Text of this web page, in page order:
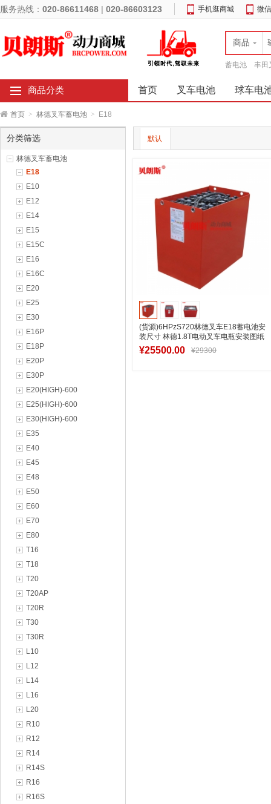
服务热线： 020-86611468 | 020-86603123 手机逛商城 微
商品
蓄电池 丰田
商品分类 首页 叉车电池 球车电
首页 > 林德叉车蓄电池 > E18
分类筛选
林德叉车蓄电池
E18
E10
E12
E14
E15
E15C
E16
E16C
E20
E25
E30
E16P
E18P
E20P
E30P
E20(HIGH)-600
E25(HIGH)-600
E30(HIGH)-600
E35
E40
E45
E48
E50
E60
E70
E80
T16
T18
T20
T20AP
T20R
T30
T30R
L10
L12
L14
L16
L20
R10
R12
R14
R14S
R16
R16S
默认
(货源)6HPzS720林德叉车E18蓄电池安
装尺寸 林德1.8T电动叉车电瓶安装图纸
¥25500.00 ¥29300